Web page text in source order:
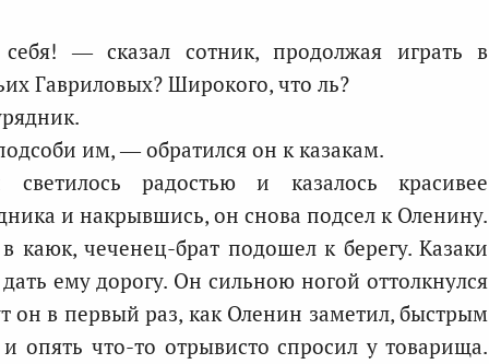
— сказал сотник, продолжая играть в
Гавриловых? Широкого, что ль?
им, — обратился он к казакам.
радостью и казалось красивее
и накрывшись, он снова подсел к Оленину.
каюк, чеченец-брат подошел к берегу. Казаки
ему дорогу. Он сильною ногой оттолкнулся
он в первый раз, как Оленин заметил, быстрым
опять что-то отрывисто спросил у товарища.